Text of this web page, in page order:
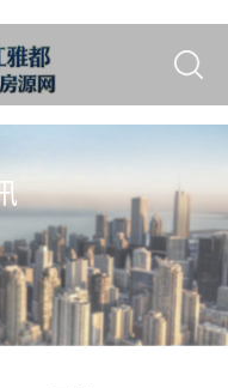
87.32平米